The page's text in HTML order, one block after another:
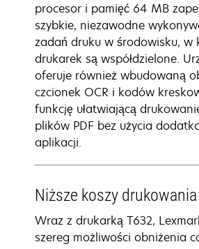
procesor i pamięć 64 MB
szybkie, niezawodne
zadań druku w środowisku, w
drukarek są współdzielone.
oferuje również wbudowaną
czcionek OCR i kodów
funkcję ułatwiającą
plików PDF bez użycia
aplikacji.
Niższe koszy drukowania
Wraz z drukarką T632,
szereg możliwości obniżenia